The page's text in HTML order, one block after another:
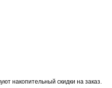
накопительный скидки на заказ.